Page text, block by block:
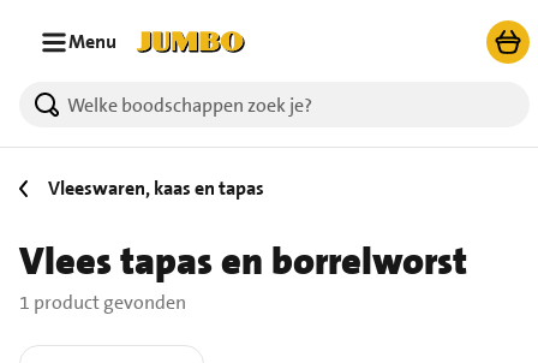
Menu
1 producten gevonden.
Vleeswaren, kaas en tapas
Vlees tapas en borrelworst
1 product gevonden